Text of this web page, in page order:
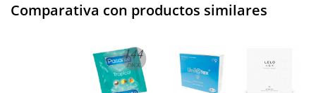
Comparativa con productos similares